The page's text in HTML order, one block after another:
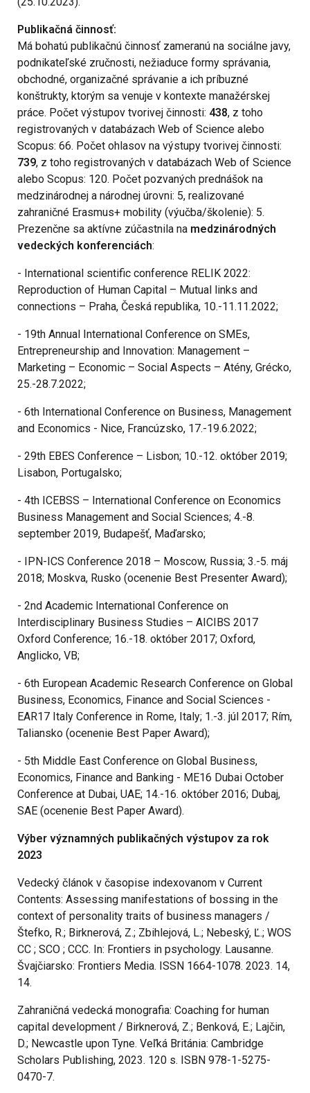
Publikačná činnosť:
Má bohatú publikačnú činnosť zameranú na sociálne javy,
podnikateľské zručnosti, nežiaduce formy správania,
obchodné, organizačné správanie a ich príbuzné
konštrukty, ktorým sa venuje v kontexte manažérskej
práce. Počet výstupov tvorivej činnosti: 438, z toho
registrovaných v databázach Web of Science alebo
Scopus: 66. Počet ohlasov na výstupy tvorivej činnosti:
739, z toho registrovaných v databázach Web of Science
alebo Scopus: 120. Počet pozvaných prednášok na
medzinárodnej a národnej úrovni: 5, realizované
zahraničné Erasmus+ mobility (výučba/školenie): 5.
Prezenčne sa aktívne zúčastnila na medzinárodných
vedeckých konferenciách:
- International scientific conference RELIK 2022:
Reproduction of Human Capital – Mutual links and
connections – Praha, Česká republika, 10.-11.11.2022;
- 19th Annual International Conference on SΜΕs,
Entrepreneurship and Innovation: Management –
Marketing – Economic – Social Aspects – Atény, Grécko,
25.-28.7.2022;
- 6th International Conference on Business, Management
and Economics - Nice, Francúzsko, 17.-19.6.2022;
- 29th EBES Conference – Lisbon; 10.-12. október 2019;
Lisabon, Portugalsko;
- 4th ICEBSS – International Conference on Economics
Business Management and Social Sciences; 4.-8.
september 2019, Budapešť, Maďarsko;
- IPN-ICS Conference 2018 – Moscow, Russia; 3.-5. máj
2018; Moskva, Rusko (ocenenie Best Presenter Award);
- 2nd Academic International Conference on
Interdisciplinary Business Studies – AICIBS 2017
Oxford Conference; 16.-18. október 2017; Oxford,
Anglicko, VB;
- 6th European Academic Research Conference on Global
Business, Economics, Finance and Social Sciences -
EAR17 Italy Conference in Rome, Italy; 1.-3. júl 2017; Rím,
Taliansko (ocenenie Best Paper Award);
- 5th Middle East Conference on Global Business,
Economics, Finance and Banking - ME16 Dubai October
Conference at Dubai, UAE; 14.-16. október 2016; Dubaj,
SAE (ocenenie Best Paper Award).
Výber významných publikačných výstupov za rok
2023
Vedecký článok v časopise indexovanom v Current
Contents: Assessing manifestations of bossing in the
context of personality traits of business managers /
Štefko, R.; Birknerová, Z.; Zbihlejová, L.; Nebeský, Ľ.; WOS
CC ; SCO ; CCC. In: Frontiers in psychology. Lausanne.
Švajčiarsko: Frontiers Media. ISSN 1664-1078. 2023. 14,
14.
Zahraničná vedecká monografia: Coaching for human
capital development / Birknerová, Z.; Benková, E.; Lajčin,
D.; Newcastle upon Tyne. Veľká Británia: Cambridge
Scholars Publishing, 2023. 120 s. ISBN 978-1-5275-
0470-7.